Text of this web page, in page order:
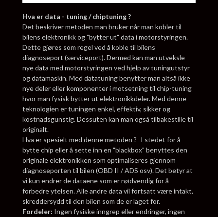
Hva er data - tuning / chiptuning ?
Det beskriver metoden man bruker når man kobler til
bilens elektronikk og "bytter ut" data i motorstyringen.
Dette gjøres som regel ved å koble til bilens
diagnoseport (serviceport). Dermed kan man utveksle
nye data med motorstyringen ved hjelp av tuningutstyr
og datamaskin. Med datatuning benytter man altså ikke
nye deler eller komponenter i motsetning til chip-tuning
hvor man fysisk bytter ut elektronikkdeler. Med denne
teknologien er tuningen enkel, effektiv, sikker og
kostnadsgunstig. Dessuten kan man også tilbakestille til
originalt.
Hva er spesielt med denne metoden ? I stedet for å
bytte chip eller å sette inn en "blackbox" benyttes den
originale elektronikken som optimaliseres gjennom
diagnoseporten til bilen (OBD II / ADS osv). Det betyr at
vi kun endrer de dataene som er nødvendig for å
forbedre ytelsen. Alle andre data vil fortsatt være intakt,
skreddersydd til den bilen som de er laget for.
Fordeler: Ingen fysiske inngrep eller endringer, ingen